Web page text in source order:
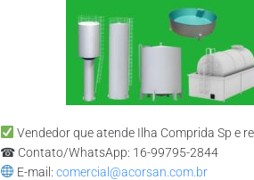
Vendedor que atende Ilha Comprida Sp e
☎ Contato/WhatsApp: 16-99795-2844
E-mail: comercial@acorsan.com.br